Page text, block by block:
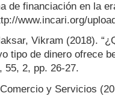
de financiación en la
www.incari.org/
Vikram (2018).
tipo de dinero ofrece
55, 2, pp. 26-27.
y Servicios